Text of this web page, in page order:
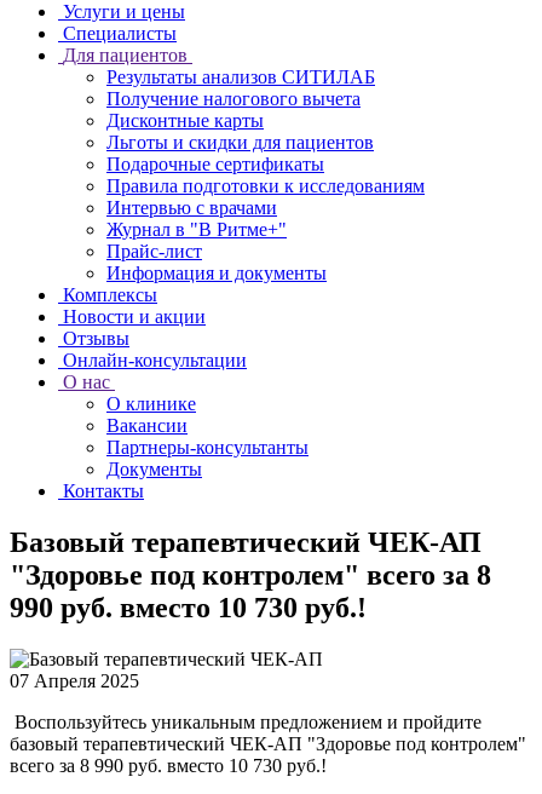
Услуги и цены
Специалисты
Для пациентов
Результаты анализов СИТИЛАБ
Получение налогового вычета
Дисконтные карты
Льготы и скидки для пациентов
Подарочные сертификаты
Правила подготовки к исследованиям
Интервью с врачами
Журнал в "В Ритме+"
Прайс-лист
Информация и документы
Комплексы
Новости и акции
Отзывы
Онлайн-консультации
О нас
О клинике
Вакансии
Партнеры-консультанты
Документы
Контакты
Базовый терапевтический ЧЕК-АП
"Здоровье под контролем" всего за 8
990 руб. вместо 10 730 руб.!
07 Апреля 2025
Воспользуйтесь уникальным предложением и пройдите
базовый терапевтический ЧЕК-АП "Здоровье под контролем"
всего за 8 990 руб. вместо 10 730 руб.!